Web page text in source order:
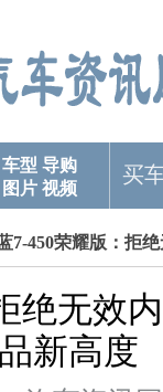
车型 导购
图片 视频
买
7-450荣耀版：拒
绝无效
品新高度